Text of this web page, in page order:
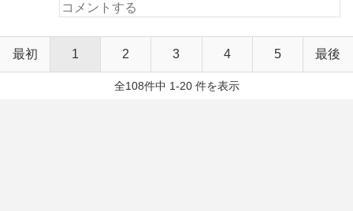
最初 1 2 3 4 5 最後
全108件中 1-20 件を表示